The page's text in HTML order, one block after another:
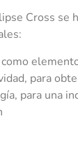
Cross se
para
para una